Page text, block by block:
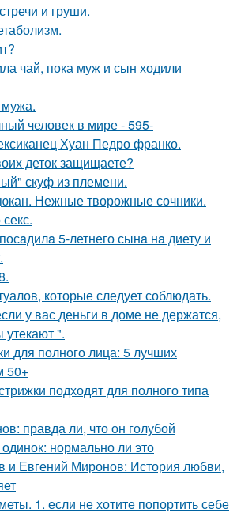
и груши.
чай, пока муж и сын ходили
человек в мире - 595-
Хуан Педро франко.
деток защищаете?
скуф из племени.
Нежные творожные сочники.
5-летнего сынa нa диету и
которые следует соблюдать.
у вас деньги в доме не держатся,
утекают ".
для полного лица: 5 лучших
50+
подходят для полного типа
правда ли, что он голубой
нормально ли это
и Евгений Миронов: История любви,
1. если не хотите попортить себе